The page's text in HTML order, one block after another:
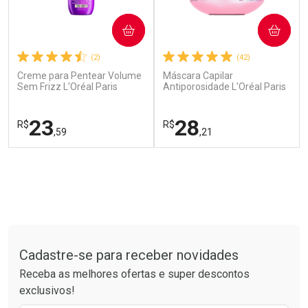
(2)
Creme para Pentear Volume
Sem Frizz L'Oréal Paris
R$23,59
COMPRAR
(42)
Máscara Capilar
Antiporosidade L'Oréal Paris
R$28,21
COMPRAR
Cadastre-se para receber novidades
Receba as melhores ofertas e super descontos
exclusivos!